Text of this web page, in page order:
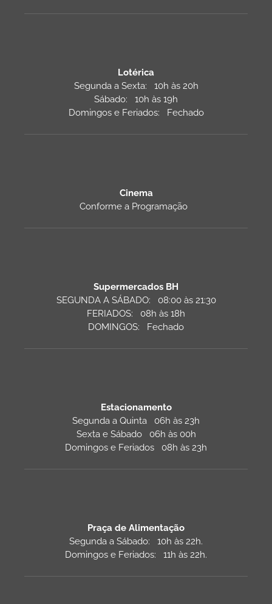
Lotérica
Segunda a Sexta: 10h às 20h
Sábado: 10h às 19h
Domingos e Feriados: Fechado
Cinema
Conforme a Programação
Supermercados BH
SEGUNDA A SÁBADO: 08:00 às 21:30
FERIADOS: 08h às 18h
DOMINGOS: Fechado
Estacionamento
Segunda a Quinta 06h às 23h
Sexta e Sábado 06h às 00h
Domingos e Feriados 08h às 23h
Praça de Alimentação
Segunda a Sábado: 10h às 22h.
Domingos e Feriados: 11h às 22h.